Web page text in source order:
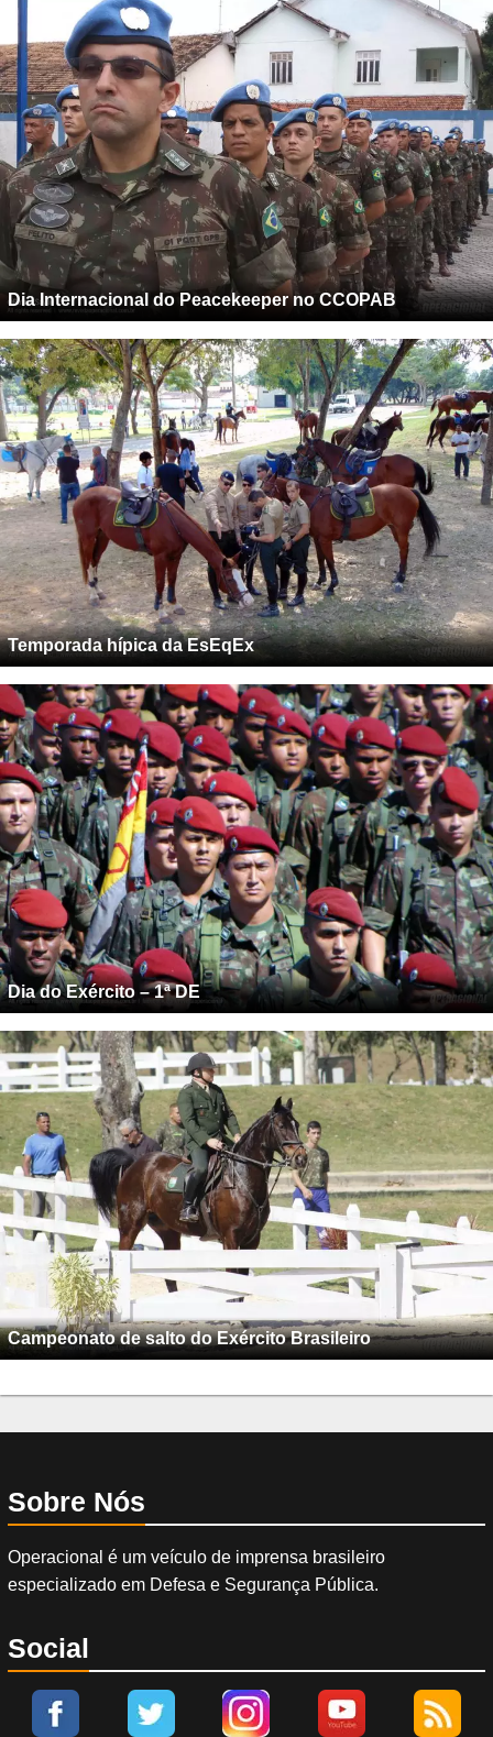
Dia Internacional do Peacekeeper no CCOPAB
Temporada hípica da EsEqEx
Dia do Exército – 1ª DE
Campeonato de salto do Exército Brasileiro
Sobre Nós
Operacional é um veículo de imprensa brasileiro
especializado em Defesa e Segurança Pública.
Social